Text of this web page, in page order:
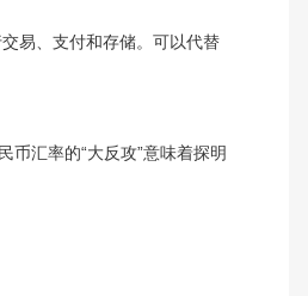
易、支付和存储。可以代替
币汇率的“大反攻”意味着探明